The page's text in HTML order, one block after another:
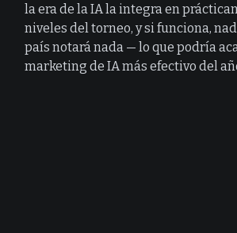
la era de la IA la integra en
niveles del torneo, y si funciona,
país notará nada — lo que podría
marketing de IA más efectivo del